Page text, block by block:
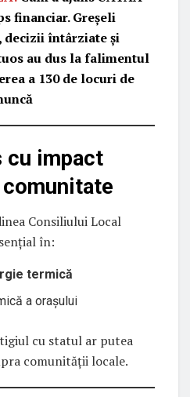
financiar. Greșeli
decizii întârziate și
au dus la falimentul
a 130 de locuri de
cu impact
Consiliului Local
în:
termică
a orașului
cu statul ar putea
comunității locale.